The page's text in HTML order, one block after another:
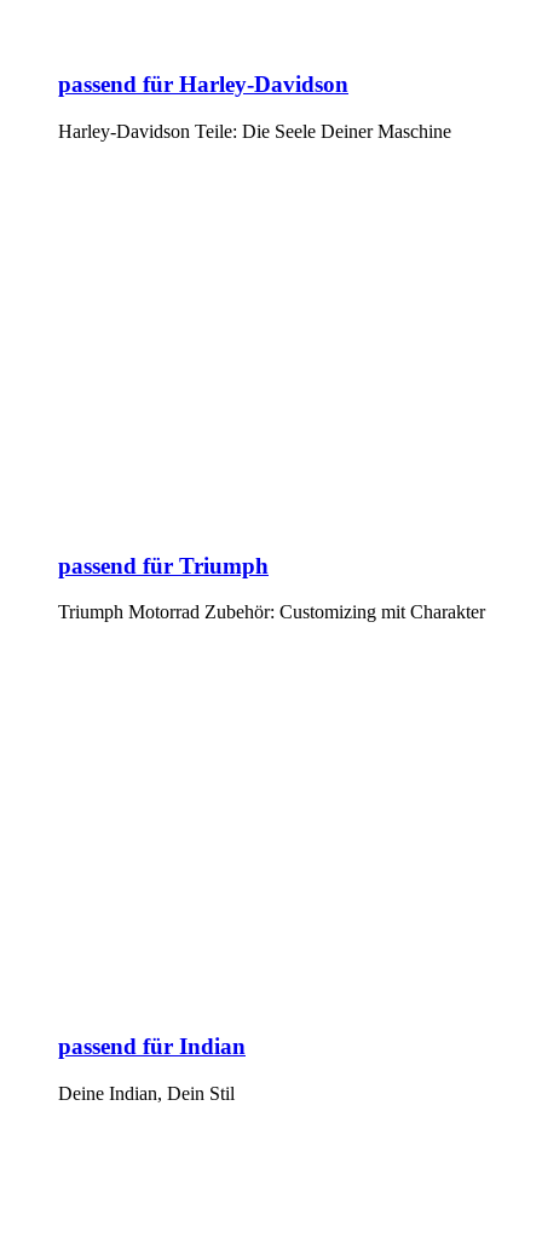
passend für Harley-Davidson
Harley-Davidson Teile: Die Seele Deiner Maschine
passend für Triumph
Triumph Motorrad Zubehör: Customizing mit Charakter
passend für Indian
Deine Indian, Dein Stil